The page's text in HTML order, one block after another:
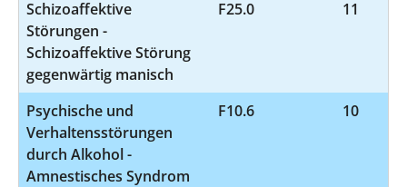
Schizoaffektive
Störungen -
Schizoaffektive Störung
gegenwärtig manisch
F25.0 11
Psychische und
Verhaltensstörungen
durch Alkohol -
Amnestisches Syndrom
F10.6 10